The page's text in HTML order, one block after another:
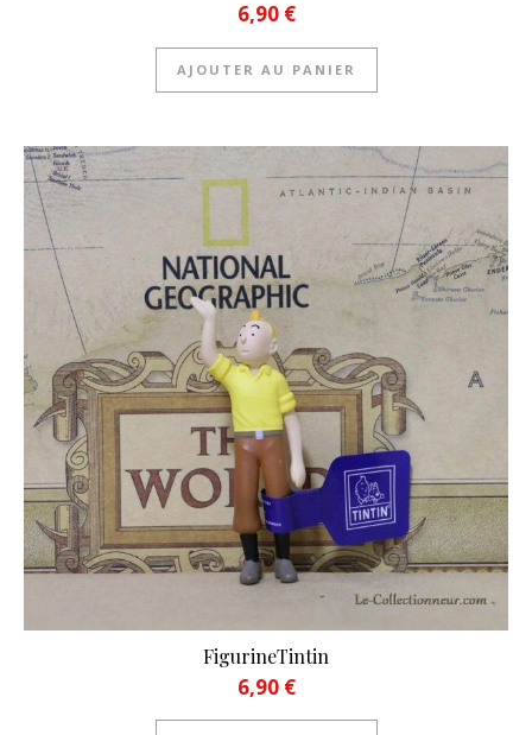
6,90 €
AJOUTER AU PANIER
FigurineTintin
6,90 €